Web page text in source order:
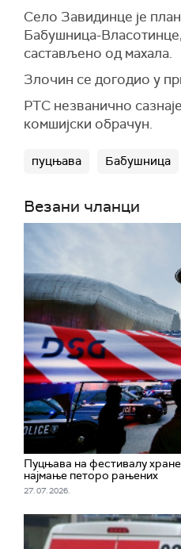
Село Завидинце је
Бабушница-
састављено од махала.
Злочин се догодио у
РТС незванично
комшијски обрачун.
пуцњава Бабушница
Везани чланци
Пуцњава на фестивалу хране
најмање петоро рањених
27. 07. 2026.